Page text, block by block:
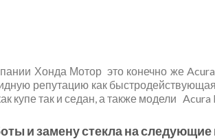
Хонда Мотор это конечно же
репутацию как
купе так и седан, а также модели Acura
и замену стекла на следующие